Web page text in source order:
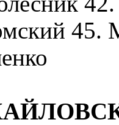
45.